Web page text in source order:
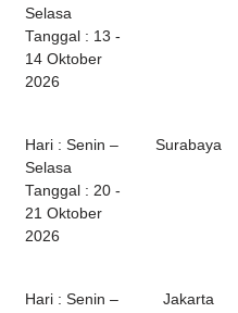
Selasa
Tanggal : 13 -
14 Oktober
2026
Hari : Senin –
Selasa
Tanggal : 20 -
21 Oktober
2026
Surabaya
Hari : Senin –
Jakarta